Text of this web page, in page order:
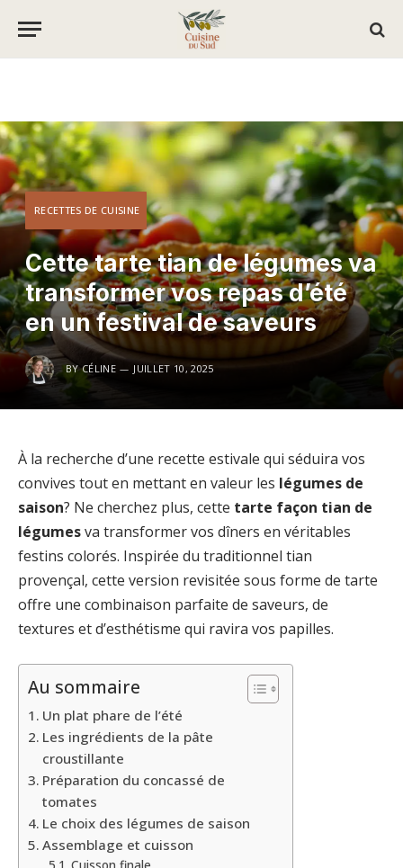
RECETTES DE CUISINE
Cette tarte tian de légumes va
transformer vos repas d’été
en un festival de saveurs
BY CÉLINE JUILLET 10, 2025
À la recherche d’une recette estivale qui séduira vos
convives tout en mettant en valeur les légumes de
saison? Ne cherchez plus, cette tarte façon tian de
légumesva transformer vos dîners en véritables
festins colorés. Inspirée du traditionnel tian
provençal, cette version revisitée sous forme de tarte
offre une combinaison parfaite de saveurs, de
textures et d’esthétisme qui ravira vos papilles.
Au sommaire
Un plat phare de l’été
Les ingrédients de la pâte
croustillante
Préparation du concassé de
tomates
Le choix des légumes de saison
Assemblage et cuisson
Cuisson finale